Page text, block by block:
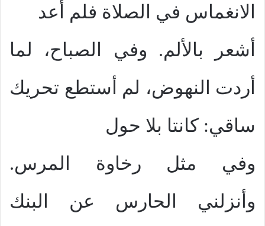
الانغماس في الصلاة فلم أعد
أشعر بالألم. وفي الصباح، لما
أردت النهوض، لم أستطع تحريك
ساقي: كانتا بلا حول
وفي مثل رخاوة المرس.
وأنزلني الحارس عن البنك